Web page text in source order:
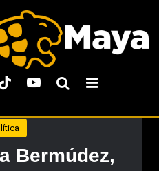
Bermúdez,